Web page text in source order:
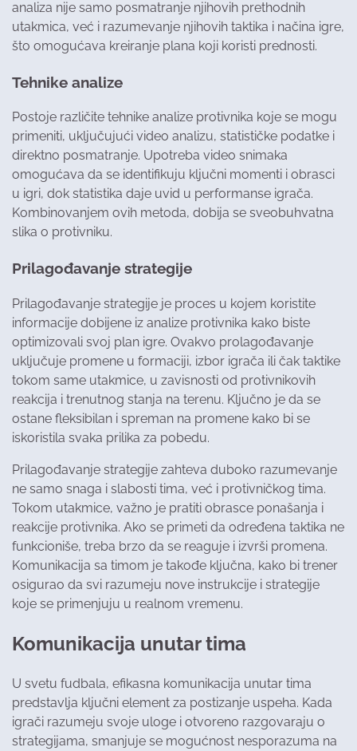
analiza nije samo posmatranje njihovih prethodnih
utakmica, već i razumevanje njihovih taktika i načina igre,
što omogućava kreiranje plana koji koristi prednosti.
Tehnike analize
Postoje različite tehnike analize protivnika koje se mogu
primeniti, uključujući video analizu, statističke podatke i
direktno posmatranje. Upotreba video snimaka
omogućava da se identifikuju ključni momenti i obrasci
u igri, dok statistika daje uvid u performanse igrača.
Kombinovanjem ovih metoda, dobija se sveobuhvatna
slika o protivniku.
Prilagođavanje strategije
Prilagođavanje strategije je proces u kojem koristite
informacije dobijene iz analize protivnika kako biste
optimizovali svoj plan igre. Ovakvo prolagođavanje
uključuje promene u formaciji, izbor igrača ili čak taktike
tokom same utakmice, u zavisnosti od protivnikovih
reakcija i trenutnog stanja na terenu. Ključno je da se
ostane fleksibilan i spreman na promene kako bi se
iskoristila svaka prilika za pobedu.
Prilagođavanje strategije zahteva duboko razumevanje
ne samo snaga i slabosti tima, već i protivničkog tima.
Tokom utakmice, važno je pratiti obrasce ponašanja i
reakcije protivnika. Ako se primeti da određena taktika ne
funkcioniše, treba brzo da se reaguje i izvrši promena.
Komunikacija sa timom je takođe ključna, kako bi trener
osigurao da svi razumeju nove instrukcije i strategije
koje se primenjuju u realnom vremenu.
Komunikacija unutar tima
U svetu fudbala, efikasna komunikacija unutar tima
predstavlja ključni element za postizanje uspeha. Kada
igrači razumeju svoje uloge i otvoreno razgovaraju o
strategijama, smanjuje se mogućnost nesporazuma na